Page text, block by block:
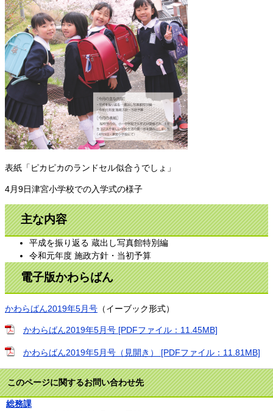
表紙「ピカピカのランドセル似合うでしょ」
4月9日津宮小学校での入学式の様子
主な内容
平成を振り返る 蔵出し写真館特別編
令和元年度 施政方針・当初予算
電子版かわらばん
かわらばん2019年5月号 （イーブック形式）
かわらばん2019年5月号 [PDFファイル：11.45MB]
かわらばん2019年5月号（見開き） [PDFファイル：11.81MB]
このページに関するお問い合わせ先
総務課